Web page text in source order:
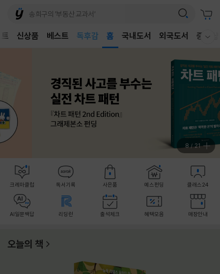
신상품 베스트
어린이
독후감
어린이
홈 국내도서 외국도서 중고샵
9/21
크레마클럽 독서기록 사은품 예스펀딩 클래스24
AI일문백답 리딩런 출석체크 혜택모음 매장안내
오늘의 책